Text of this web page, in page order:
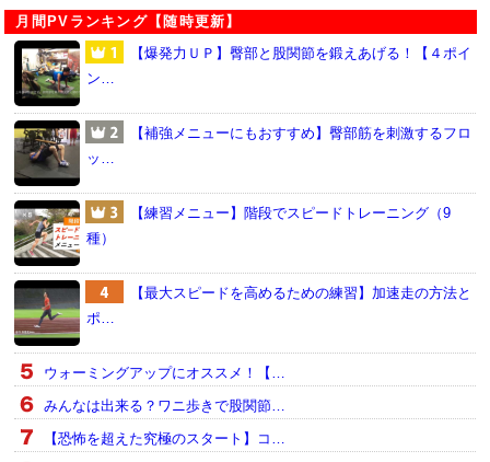
月間PVランキング【随時更新】
【爆発力ＵＰ】臀部と股関節を鍛えあげる！【４ポイ
ン…
【補強メニューにもおすすめ】臀部筋を刺激するフロ
ッ…
【練習メニュー】階段でスピードトレーニング（9
種）
【最大スピードを高めるための練習】加速走の方法と
ポ…
ウォーミングアップにオススメ！【…
みんなは出来る？ワニ歩きで股関節…
【恐怖を超えた究極のスタート】コ…